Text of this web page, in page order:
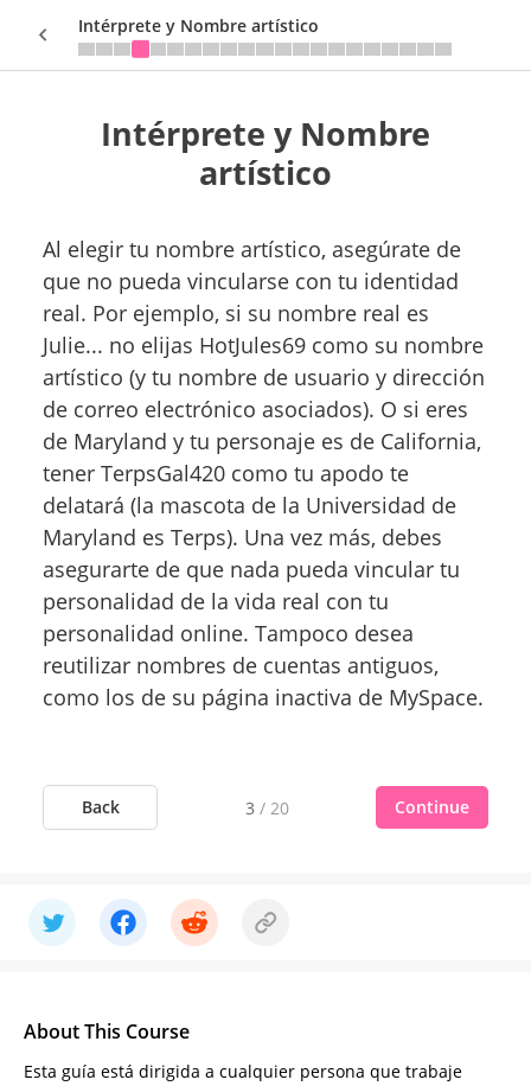
Intérprete y Nombre artístico
Intérprete y Nombre
artístico
Al elegir tu nombre artístico, asegúrate de
que no pueda vincularse con tu identidad
real. Por ejemplo, si su nombre real es
Julie... no elijas HotJules69 como su nombre
artístico (y tu nombre de usuario y dirección
de correo electrónico asociados). O si eres
de Maryland y tu personaje es de California,
tener TerpsGal420 como tu apodo te
delatará (la mascota de la Universidad de
Maryland es Terps). Una vez más, debes
asegurarte de que nada pueda vincular tu
personalidad de la vida real con tu
personalidad online. Tampoco desea
reutilizar nombres de cuentas antiguos,
como los de su página inactiva de MySpace.
Back 3 / 20 Continue
About This Course
Esta guía está dirigida a cualquier persona que trabaje